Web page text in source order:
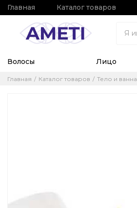
Главная Каталог товаров
Волосы Лицо
Главная Каталог товаров Тело и ванна